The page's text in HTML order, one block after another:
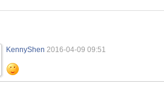
KennyShen 2016-04-09 09:51